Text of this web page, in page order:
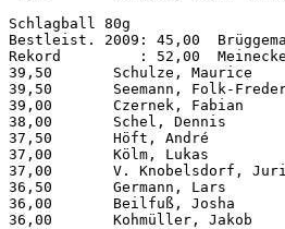
Schlagball 80g
Bestleist. 2009: 45,00
Rekord         : 52,00
39,50       Schulze, Maurice
39,50       Seemann, Folk-
39,00       Czernek, Fabian
38,00       Schel, Dennis
37,50       Höft, André
37,00       Kölm, Lukas
37,00       V. Knobelsdorf,
36,50       Germann, Lars
36,00       Beilfuß, Josha
36,00       Kohmüller, Jakob